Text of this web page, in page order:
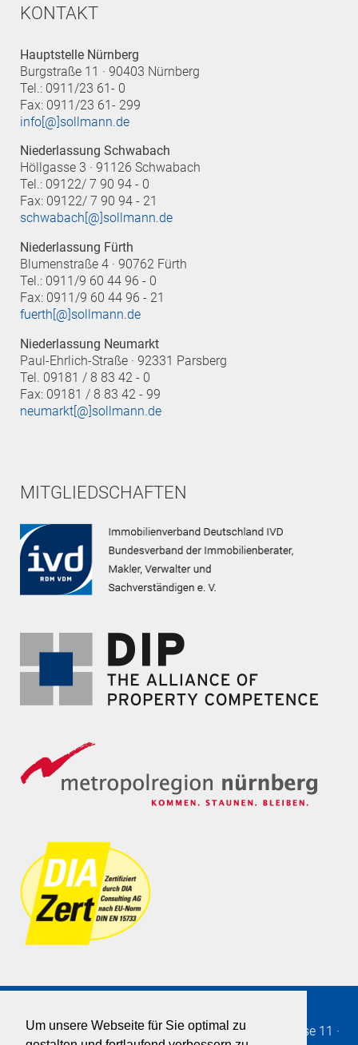
Um unsere Webseite für Sie optimal zu
KONTAKT
Hauptstelle Nürnberg
Burgstraße 11 · 90403 Nürnberg
Tel.: 0911/23 61- 0
Fax: 0911/23 61- 299
info[@]sollmann.de
Niederlassung Schwabach
Höllgasse 3 · 91126 Schwabach
Tel.: 09122/ 7 90 94 - 0
Fax: 09122/ 7 90 94 - 21
schwabach[@]sollmann.de
Niederlassung Fürth
Blumenstraße 4 · 90762 Fürth
Tel.: 0911/9 60 44 96 - 0
Fax: 0911/9 60 44 96 - 21
fuerth[@]sollmann.de
Niederlassung Neumarkt
Paul-Ehrlich-Straße · 92331 Parsberg
Tel. 09181 / 8 83 42 - 0
Fax: 09181 / 8 83 42 - 99
neumarkt[@]sollmann.de
MITGLIEDSCHAFTEN
Immobilien SOLLMANN+ZAGEL GmbH· Burgstrasse 11 ·